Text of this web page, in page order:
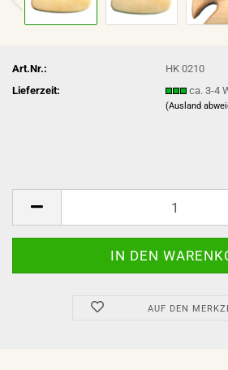
Art.Nr.:
HK 0210
Lieferzeit:
ca. 3-4
(Ausland
AUF DEN